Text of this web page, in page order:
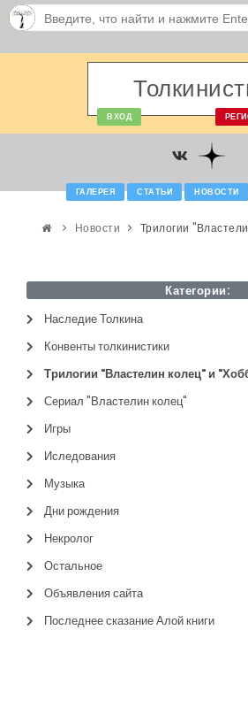
ВХОД
ГАЛЕРЕЯ СТАТЬИ НОВОСТИ
Новости Трилогии
Категории:
Наследие Толкина
Конвенты толкинистики
Трилогии "Властелин колец" и
Сериал "Властелин колец"
Игры
Иследования
Музыка
Дни рождения
Некролог
Остальное
Объявления сайта
Последнее сказание Алой книги